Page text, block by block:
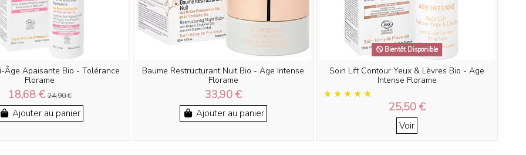
Âge Apaisante Bio - Tolérance
Florame
18,68 €24,90 €
Ajouter au panier
Baume Restructurant Nuit Bio - Age Intense
Florame
33,90 €
Ajouter au panier
Bientôt Disponible
Soin Lift Contour Yeux & Lèvres Bio - Age
Intense Florame
25,50 €
Voir